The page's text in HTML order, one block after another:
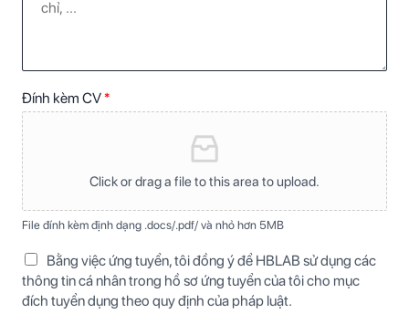
Đính kèm CV*
Click or drag a file to this area to upload.
File đính kèm định dạng .docs/.pdf/ và nhỏ hơn 5MB
Bằng việc ứng tuyển, tôi đồng ý để HBLAB sử dụng các
thông tin cá nhân trong hồ sơ ứng tuyển của tôi cho mục
đích tuyển dụng theo quy định của pháp luật.